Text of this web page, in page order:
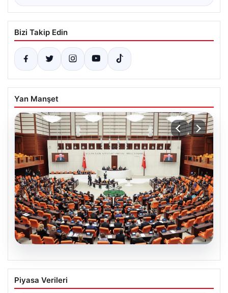
Bizi Takip Edin
Yan Manşet
Önce tasfiye sonra suçlara erteleme. 10
maddede süreç yasası. Ne zaman
Piyasa Verileri